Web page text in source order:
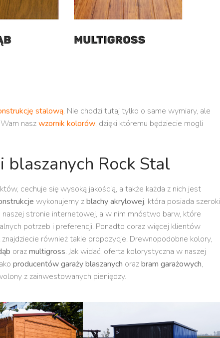
stalową. Nie chodzi tutaj tylko o same wymiary, ale
naszwzornik kolorów, dzięki któremu będziecie mogli
Rock Stal
cechuje się wysoką jakością, a także każda z nich jest
wykonujemy zblachy akrylowej, która posiada szeroki
stronie internetowej, a w nim mnóstwo barw, które
potrzeb i preferencji. Ponadto coraz więcej klientów
znajdziecie również takie propozycje. Drewnopodobne kolory,
orazmultigross. Jak widać, oferta kolorystyczna w naszej
producentów garaży blaszanych orazbram garażowych,
z zainwestowanych pieniędzy.